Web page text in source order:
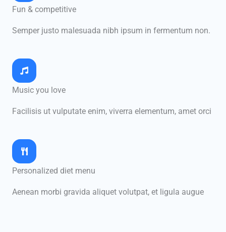
Fun & competitive
Semper justo malesuada nibh ipsum in fermentum non.
Music you love
Facilisis ut vulputate enim, viverra elementum, amet orci
Personalized diet menu
Aenean morbi gravida aliquet volutpat, et ligula augue